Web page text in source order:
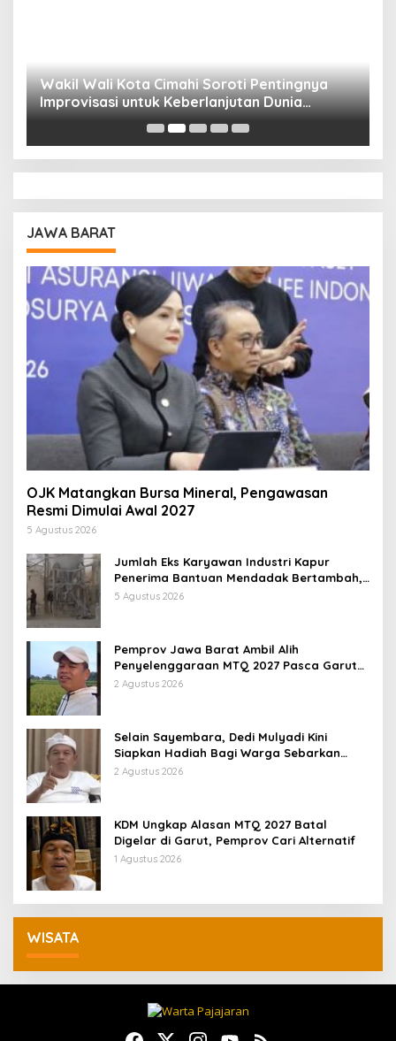
Wakil Wali Kota Cimahi Soroti Pentingnya
Improvisasi untuk Keberlanjutan Dunia
Pendidikan
JAWA BARAT
OJK Matangkan Bursa Mineral, Pengawasan
Resmi Dimulai Awal 2027
5 Agustus 2026
Jumlah Eks Karyawan Industri Kapur
Penerima Bantuan Mendadak Bertambah,
KDM: Kita Identifikasi
5 Agustus 2026
Pemprov Jawa Barat Ambil Alih
Penyelenggaraan MTQ 2027 Pasca Garut
Mundur Jadi Tuan Rumah
2 Agustus 2026
Selain Sayembara, Dedi Mulyadi Kini
Siapkan Hadiah Bagi Warga Sebarkan
Lokasi Penjualan Narkotika
2 Agustus 2026
KDM Ungkap Alasan MTQ 2027 Batal
Digelar di Garut, Pemprov Cari Alternatif
1 Agustus 2026
WISATA